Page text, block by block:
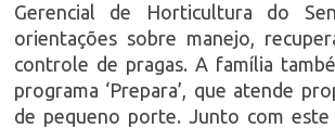
Gerencial de Horticultura do
orientações sobre manejo,
controle de pragas. A família
programa ‘Prepara’, que atende
de pequeno porte. Junto com